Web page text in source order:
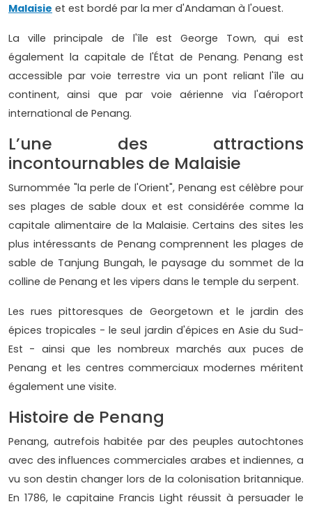
Malaisie et est bordé par la mer d'Andaman à l'ouest.
La ville principale de l'île est George Town, qui est
également la capitale de l'État de Penang. Penang est
accessible par voie terrestre via un pont reliant l'île au
continent, ainsi que par voie aérienne via l'aéroport
international de Penang.
L’une des attractions
incontournables de Malaisie
Surnommée "la perle de l'Orient", Penang est célèbre pour
ses plages de sable doux et est considérée comme la
capitale alimentaire de la Malaisie. Certains des sites les
plus intéressants de Penang comprennent les plages de
sable de Tanjung Bungah, le paysage du sommet de la
colline de Penang et les vipers dans le temple du serpent.
Les rues pittoresques de Georgetown et le jardin des
épices tropicales - le seul jardin d'épices en Asie du Sud-
Est - ainsi que les nombreux marchés aux puces de
Penang et les centres commerciaux modernes méritent
également une visite.
Histoire de Penang
Penang, autrefois habitée par des peuples autochtones
avec des influences commerciales arabes et indiennes, a
vu son destin changer lors de la colonisation britannique.
En 1786, le capitaine Francis Light réussit à persuader le